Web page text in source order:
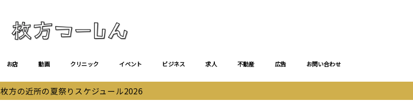
お店 動画 クリニック イベント ビジネス 求人 不動産 広告 お問い合わせ
枚方の近所の夏祭りスケジュール2026